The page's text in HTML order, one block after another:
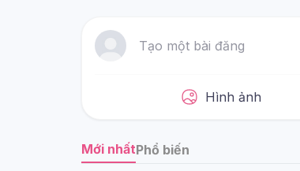
Tạo một bài đăng
Hình ảnh
Mới nhấtPhổ biến